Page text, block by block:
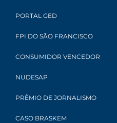
PORTAL GED
FPI DO SÃO FRANCISCO
CONSUMIDOR VENCEDOR
NUDESAP
PRÊMIO DE JORNALISMO
CASO BRASKEM